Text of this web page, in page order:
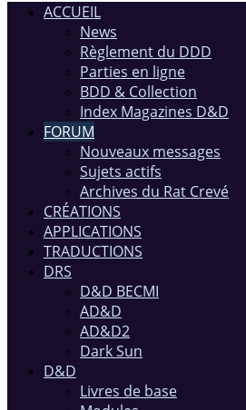
ACCUEIL
News
Règlement du DDD
Parties en ligne
BDD & Collection
Index Magazines D&D
FORUM
Nouveaux messages
Sujets actifs
Archives du Rat Crevé
CRÉATIONS
APPLICATIONS
TRADUCTIONS
DRS
D&D BECMI
AD&D
AD&D2
Dark Sun
D&D
Livres de base